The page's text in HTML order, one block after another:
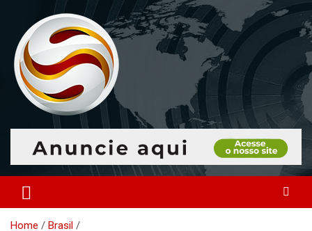
content
Portal Monitoramento
O portal que manitora a notícias para você!
Home
Brasil